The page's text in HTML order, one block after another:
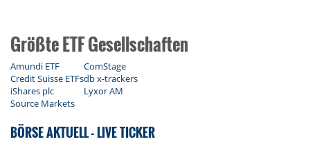
Größte ETF Gesellschaften
Amundi ETF
ComStage
Credit Suisse ETFsdb x-trackers
iShares plc
Lyxor AM
Source Markets
BÖRSE AKTUELL - LIVE TICKER